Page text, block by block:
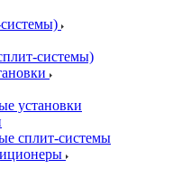
системы)
установки
сплит-системы